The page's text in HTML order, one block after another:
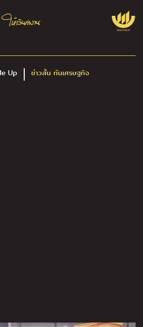
Up ข่าวสั้น ทันเศรษฐกิจ